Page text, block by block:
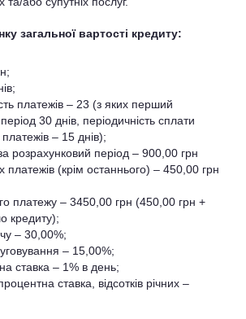
загальної вартості кредиту:
платежів – 23 (з яких перший
30 днів, періодичність сплати
– 15 днів);
розрахунковий період – 900,00 грн
платежів (крім останнього) – 450,00 грн
платежу – 3450,00 грн (450,00 грн +
кредиту);
– 30,00%;
– 15,00%;
ставка – 1% в день;
ставка, відсотків річних –